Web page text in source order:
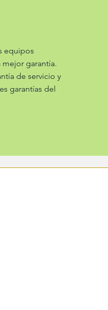
equipos
garantía.
de servicio y
garantías del